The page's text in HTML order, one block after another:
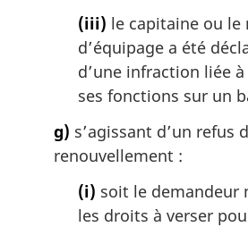
(iii) le capitaine ou le
d’équipage a été
d’une infraction liée
ses fonctions sur un
g) s’agissant d’un refus
renouvellement :
(i) soit le demandeur
les droits à verser